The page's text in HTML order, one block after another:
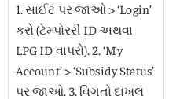
1. સાઈટ પર જાઓ > ‘Login’
કરો (ટેમ્પોરરી ID અથવા
LPG ID વાપરો). 2. ‘My
Account’ > ‘Subsidy Status’
પર જાઓ. 3. વિગતો દાખલ